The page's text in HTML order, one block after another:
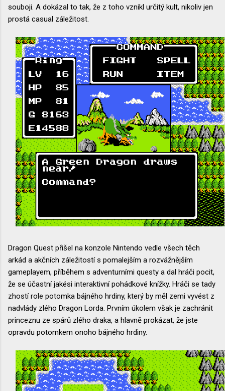
souboji. A dokázal to tak, že z toho vznikl určitý kult, nikoliv jen
prostá casual záležitost.
Dragon Quest přišel na konzole Nintendo vedle všech těch
arkád a akčních záležitostí s pomalejším a rozvážnějším
gameplayem, příběhem s adventurními questy a dal hráči pocit,
že se účastní jakési interaktivní pohádkové knížky. Hráči se tady
zhostí role potomka bájného hrdiny, který by měl zemi vyvést z
nadvlády zlého Dragon Lorda. Prvním úkolem však je zachránit
princeznu ze spárů zlého draka, a hlavně prokázat, že jste
opravdu potomkem onoho bájného hrdiny.